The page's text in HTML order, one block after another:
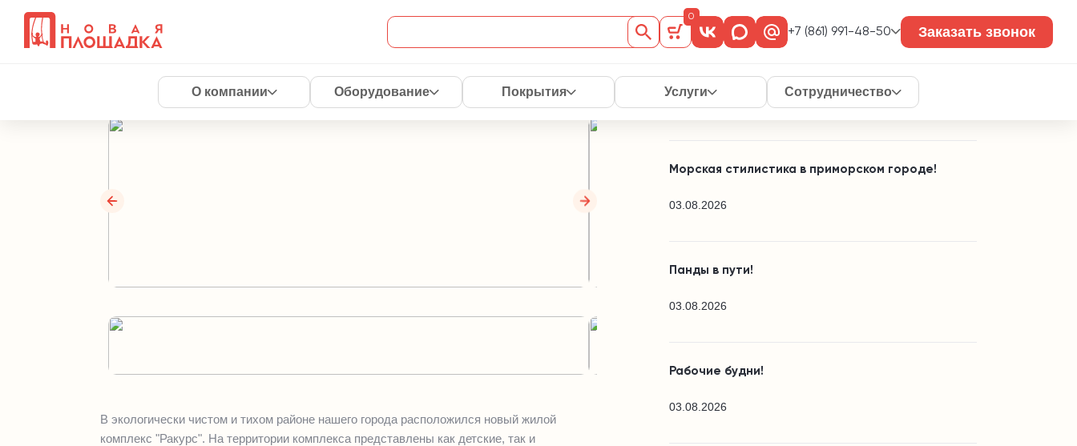
0
+7 (861) 991-48-50 Заказать звонок
О компании Оборудование Покрытия Услуги Сотрудничество
ЖК Ракурс г. Краснодар
В экологически чистом и тихом районе нашего города расположился новый жилой
комплекс "Ракурс". На территории комплекса представлены как детские, так и
Читайте так же
Морская стилистика в приморском городе!
03.08.2026
Панды в пути!
03.08.2026
Рабочие будни!
03.08.2026